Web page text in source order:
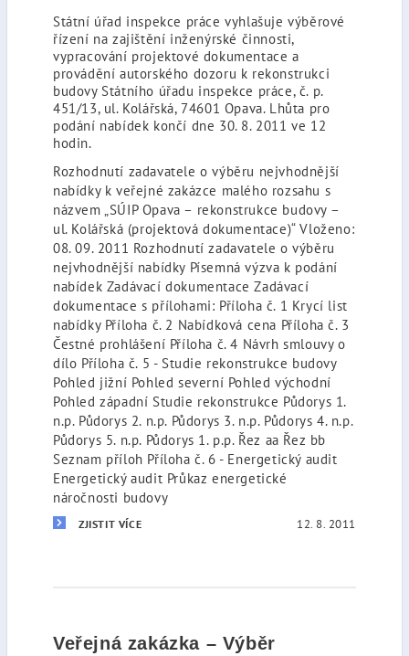
Státní úřad inspekce práce vyhlašuje výběrové
řízení na zajištění inženýrské činnosti,
vypracování projektové dokumentace a
provádění autorského dozoru k rekonstrukci
budovy Státního úřadu inspekce práce, č. p.
451/13, ul. Kolářská, 74601 Opava. Lhůta pro
podání nabídek končí dne 30. 8. 2011 ve 12
hodin.
Rozhodnutí zadavatele o výběru nejvhodnější
nabídky k veřejné zakázce malého rozsahu s
názvem „SÚIP Opava – rekonstrukce budovy –
ul. Kolářská (projektová dokumentace)“ Vloženo:
08. 09. 2011 Rozhodnutí zadavatele o výběru
nejvhodnější nabídky Písemná výzva k podání
nabídek Zadávací dokumentace Zadávací
dokumentace s přílohami: Příloha č. 1 Krycí list
nabídky Příloha č. 2 Nabídková cena Příloha č. 3
Čestné prohlášení Příloha č. 4 Návrh smlouvy o
dílo Příloha č. 5 - Studie rekonstrukce budovy
Pohled jižní Pohled severní Pohled východní
Pohled západní Studie rekonstrukce Půdorys 1.
n.p. Půdorys 2. n.p. Půdorys 3. n.p. Půdorys 4. n.p.
Půdorys 5. n.p. Půdorys 1. p.p. Řez aa Řez bb
Seznam příloh Příloha č. 6 - Energetický audit
Energetický audit Průkaz energetické
náročnosti budovy
ZJISTIT VÍCE 12. 8. 2011
Veřejná zakázka – Výběr